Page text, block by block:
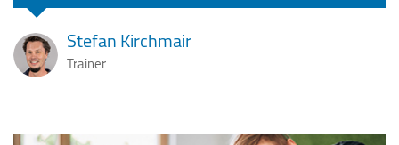
Stefan Kirchmair
Trainer